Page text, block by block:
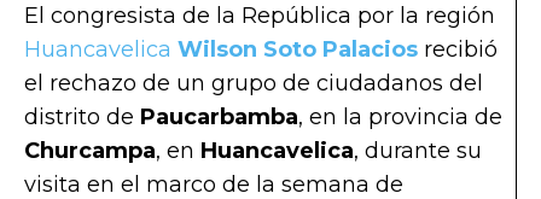
El congresista de la República por la región
Huancavelica Wilson Soto Palacios recibió
el rechazo de un grupo de ciudadanos del
distrito de Paucarbamba, en la provincia de
Churcampa, en Huancavelica, durante su
visita en el marco de la semana de